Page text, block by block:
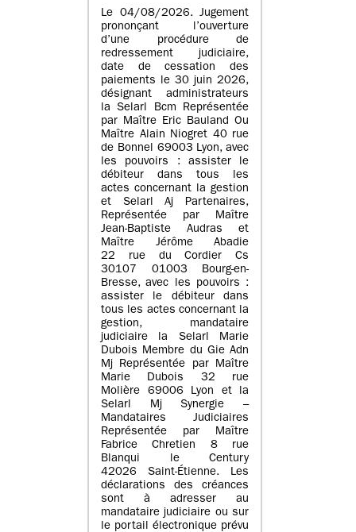
Le 04/08/2026. Jugement
prononçant l’ouverture
d’une procédure de
redressement judiciaire,
date de cessation des
paiements le 30 juin 2026,
désignant administrateurs
la Selarl Bcm Représentée
par Maître Eric Bauland Ou
Maître Alain Niogret 40 rue
de Bonnel 69003 Lyon, avec
les pouvoirs : assister le
débiteur dans tous les
actes concernant la gestion
et Selarl Aj Partenaires,
Représentée par Maître
Jean-Baptiste Audras et
Maître Jérôme Abadie
22 rue du Cordier Cs
30107 01003 Bourg-en-
Bresse, avec les pouvoirs :
assister le débiteur dans
tous les actes concernant la
gestion, mandataire
judiciaire la Selarl Marie
Dubois Membre du Gie Adn
Mj Représentée par Maître
Marie Dubois 32 rue
Molière 69006 Lyon et la
Selarl Mj Synergie –
Mandataires Judiciaires
Représentée par Maître
Fabrice Chretien 8 rue
Blanqui le Century
42026 Saint-Étienne. Les
déclarations des créances
sont à adresser au
mandataire judiciaire ou sur
le portail électronique prévu